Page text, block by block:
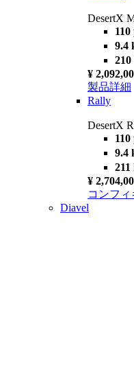
DesertX
110
9.4
210
¥
製品詳細
Rally
DesertX
110
9.4
211
¥
コンフ
Diavel